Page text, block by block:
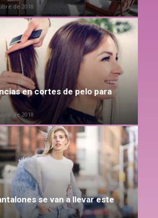
de 2018
en cortes de pelo para
de 2018
se van a llevar este